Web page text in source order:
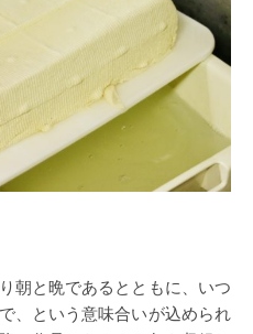
、という意味合いが込められ